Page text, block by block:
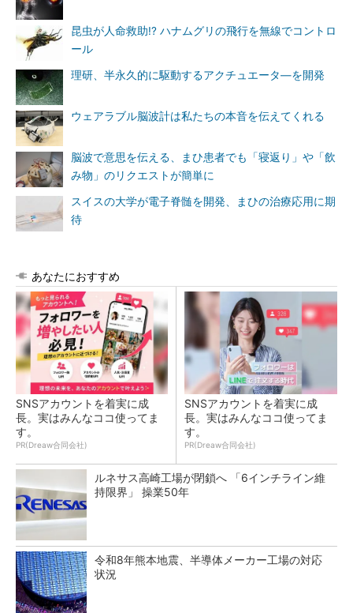
昆虫が人命救助!? ハナムグリの飛行を無線でコントロ
ール
理研、半永久的に駆動するアクチュエータ―を開発
ウェアラブル脳波計は私たちの本音を伝えてくれる
脳波で意思を伝える、まひ患者でも「寝返り」や「飲
み物」のリクエストが簡単に
スイスの大学が電子脊髄を開発、まひの治療応用に期
待
あなたにおすすめ
SNSアカウントを着実に成
長。実はみんなココ使ってま
す。
PR(Dreaw合同会社)
SNSアカウントを着実に成
長。実はみんなココ使ってま
す。
PR(Dreaw合同会社)
ルネサス高崎工場が閉鎖へ 「6インチライン維
持限界」 操業50年
令和8年熊本地震、半導体メーカー工場の対応
状況